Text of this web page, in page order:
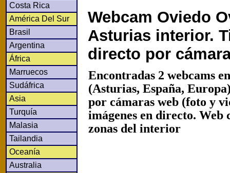
Costa Rica
América Del Sur
Brasil
Argentina
África
Marruecos
Sudáfrica
Asia
Turquía
Malasia
Tailandia
Oceanía
Australia
Webcam Oviedo
Asturias interior.
directo por
Encontradas 2 webcams
(Asturias, España,
por cámaras web (foto y
imágenes en directo. Web
zonas del interior